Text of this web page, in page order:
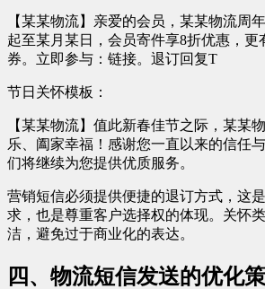
【某某物流】亲爱的会员，某某物流周
起至某月某日，会员寄件享8折优惠，更
券。立即参与：链接。退订回复T
节日关怀模板：
【某某物流】值此新春佳节之际，某某
乐、阖家幸福！感谢您一直以来的信任
们将继续为您提供优质服务。
营销短信必须提供便捷的退订方式，这
求，也是尊重客户选择权的体现。关怀
洁，避免过于商业化的表达。
四、物流短信发送的优化